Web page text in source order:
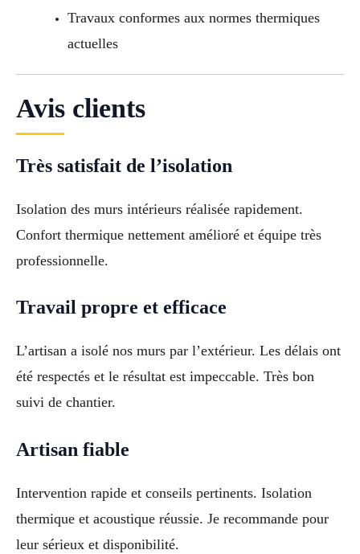
Travaux conformes aux normes thermiques
actuelles
Avis clients
Très satisfait de l’isolation
Isolation des murs intérieurs réalisée rapidement.
Confort thermique nettement amélioré et équipe très
professionnelle.
Travail propre et efficace
L’artisan a isolé nos murs par l’extérieur. Les délais ont
été respectés et le résultat est impeccable. Très bon
suivi de chantier.
Artisan fiable
Intervention rapide et conseils pertinents. Isolation
thermique et acoustique réussie. Je recommande pour
leur sérieux et disponibilité.